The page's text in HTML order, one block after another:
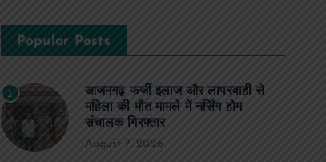
Popular Posts
1
आजमगढ़ फर्जी इलाज और लापरवाही से
महिला की मौत मामले में नर्सिंग होम
संचालक गिरफ्तार
August 7, 2026